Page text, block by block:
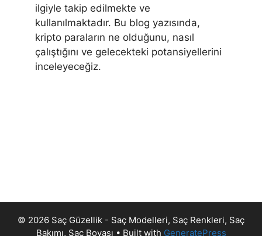
ilgiyle takip edilmekte ve
kullanılmaktadır. Bu blog yazısında,
kripto paraların ne olduğunu, nasıl
çalıştığını ve gelecekteki potansiyellerini
inceleyeceğiz.
© 2026 Saç Güzellik - Saç Modelleri, Saç Renkleri, Saç
Bakımı, Saç Boyası • Built with GeneratePress